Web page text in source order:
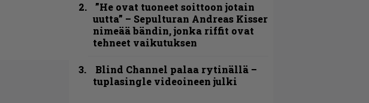
”He ovat tuoneet soittoon jotain
uutta” – Sepulturan Andreas Kisser
nimeää bändin, jonka riffit ovat
tehneet vaikutuksen
Blind Channel palaa rytinällä –
tuplasingle videoineen julki